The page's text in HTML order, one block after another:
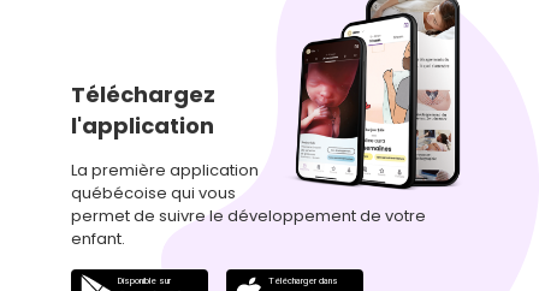
Téléchargez
l'application
La première application
québécoise qui vous
permet de suivre le développement de votre
enfant.